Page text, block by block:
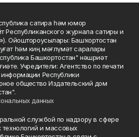
сатира һәм юмор
Республиканского журнала сатиры и
Ойоштороусылары: Башҡортостан
һәм киң мәғлүмәт саралары
Башкортостан" нәшриәт
Учредители: Агентство по печати
Республики
общество Издательский дом
данных
службой по надзору в сфере
и массовых